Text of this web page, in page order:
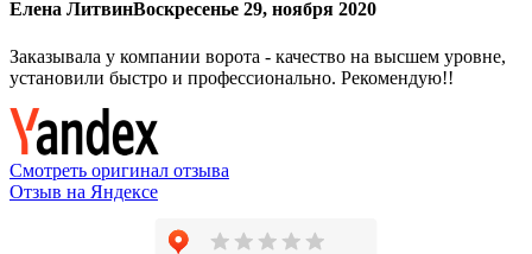
Елена ЛитвинВоскресенье 29, ноября 2020
Заказывала у компании ворота - качество на высшем уровне,
установили быстро и профессионально. Рекомендую!!
Смотреть оригинал отзыва
Отзыв на Яндексе